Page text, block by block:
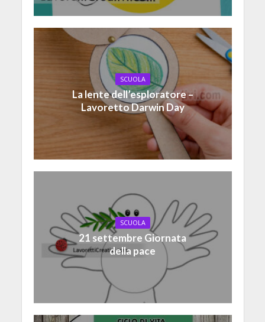
SCUOLA
La lente dell’esploratore –
Lavoretto Darwin Day
SCUOLA
21 settembre Giornata
della pace